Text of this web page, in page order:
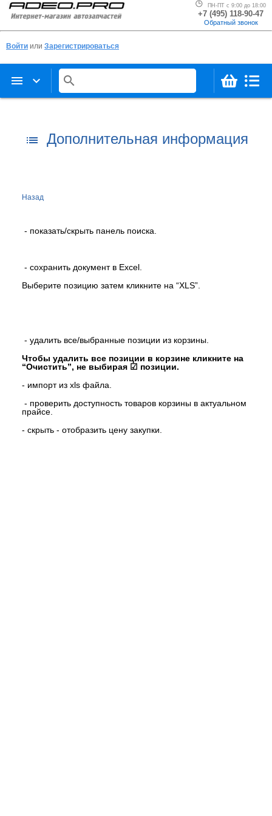
ПН-ПТ с 9:00 до 18:00
+7 (495) 118-90-47
Обратный звонок
Войти или Зарегистрироваться
menu keyboard_arrow_down search
list Дополнительная информация
Назад
- показать/скрыть панель поиска.
- сохранить документ в Excel.
Выберите позицию затем кликните на “XLS”.
- удалить все/выбранные позиции из корзины.
Чтобы удалить все позиции в корзине кликните на
“Очистить”, не выбирая ☑ позиции.
- импорт из xls файла.
- проверить доступность товаров корзины в актуальном
прайсе.
- скрыть - отобразить цену закупки.